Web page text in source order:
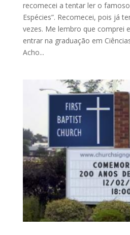
recomecei a tentar ler o famoso
Espécies”. Recomecei, pois já
vezes. Me lembro que comprei
entrar na graduação em
Acho...